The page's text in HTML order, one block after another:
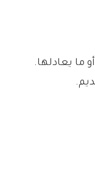
ما يعادلها.